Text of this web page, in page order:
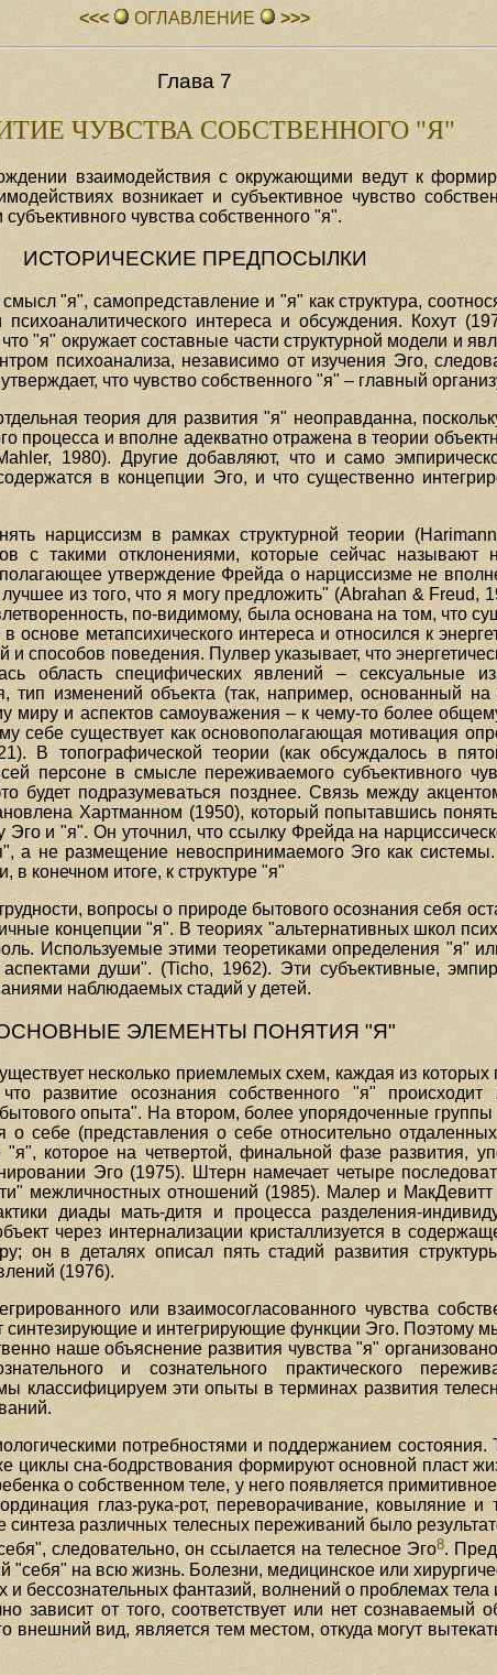
<<< ОГЛАВЛЕHИЕ >>>
Глава 7
ЧУВСТВА СОБСТВЕННОГО "Я"
взаимодействия с окружающими ведут к
возникает и субъективное чувство
чувства собственного "я".
ИСТОРИЧЕСКИЕ ПРЕДПОСЫЛКИ
"я", самопредставление и "я" как структура,
интереса и обсуждения. Кохут
"я" окружает составные части структурной модели и
психоанализа, независимо от изучения Эго,
что чувство собственного "я" – главный
теория для развития "я" неоправданна,
процесса и вполне адекватно отражена в теории
1980). Другие добавляют, что и само
в концепции Эго, и что существенно
нарциссизм в рамках структурной теории
с такими отклонениями, которые сейчас называют
утверждение Фрейда о нарциссизме не
из того, что я могу предложить" (Abrahan & Freud,
по-видимому, была основана на том, что
основе метапсихического интереса и относился к
способов поведения. Пулвер указывает, что
область специфических явлений – сексуальные
тип изменений объекта (так, например, основанный
миру и аспектов самоуважения – к чему-то более
себе существует как основополагающая мотивация
В топографической теории (как обсуждалось в
персоне в смысле переживаемого субъективного
будет подразумеваться позднее. Связь между
Хартманном (1950), который попытавшись
Эго и "я". Он уточнил, что ссылку Фрейда на
а не размещение невоспринимаемого Эго как
в конечном итоге, к структуре "я"
вопросы о природе бытового осознания себя
концепции "я". В теориях "альтернативных школ
Используемые этими теоретиками определения "я"
души". (Ticho, 1962). Эти субъективные,
наблюдаемых стадий у детей.
ЭЛЕМЕНТЫ ПОНЯТИЯ "Я"
несколько приемлемых схем, каждая из которых
развитие осознания собственного "я"
опыта". На втором, более упорядоченные группы
о себе (представления о себе относительно
которое на четвертой, финальной фазе развития,
Эго (1975). Штерн намечает четыре
межличностных отношений (1985). Малер и
диады мать-дитя и процесса разделения-
через интернализации кристаллизуется в
он в деталях описал пять стадий развития
(1976).
или взаимосогласованного чувства
синтезирующие и интегрирующие функции Эго. Поэтому
наше объяснение развития чувства "я"
и сознательного практического
классифицируем эти опыты в терминах развития
потребностями и поддержанием состояния.
циклы сна-бодрствования формируют основной пласт
о собственном теле, у него появляется
глаз-рука-рот, переворачивание, ковыляние и
синтеза различных телесных переживаний было
следовательно, он ссылается на телесное Эго8.
на всю жизнь. Болезни, медицинское или
бессознательных фантазий, волнений о проблемах
зависит от того, соответствует или нет сознаваемый
внешний вид, является тем местом, откуда могут